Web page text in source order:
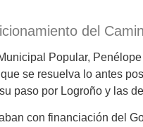
del
Popular,
se resuelva lo antes
paso por Logroño y las
con financiación del